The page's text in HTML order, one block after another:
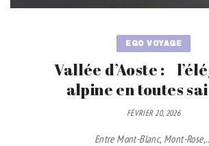
EGO VOYAGE
Vallée d’Aoste :
alpine en toutes
FÉVRIER 20, 2026
Entre Mont-Blanc, Mont-